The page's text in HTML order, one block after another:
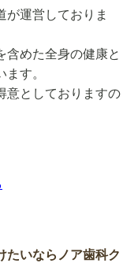
が運営しておりま
含めた全身の健康と
す。
意としておりますの
たいならノア歯科ク